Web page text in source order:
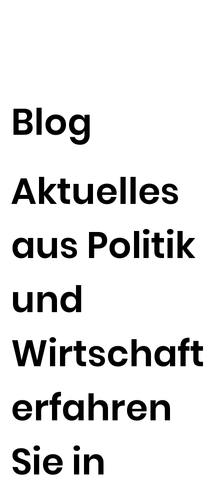
Blog
Aktuelles
aus Politik
und
Wirtschaft
erfahren
Sie in